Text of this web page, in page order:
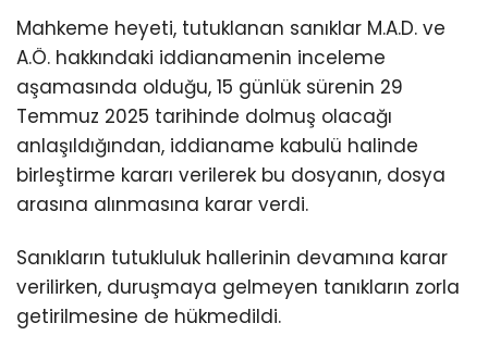
Mahkeme heyeti, tutuklanan sanıklar M.A.D. ve
A.Ö. hakkındaki iddianamenin inceleme
aşamasında olduğu, 15 günlük sürenin 29
Temmuz 2025 tarihinde dolmuş olacağı
anlaşıldığından, iddianame kabulü halinde
birleştirme kararı verilerek bu dosyanın, dosya
arasına alınmasına karar verdi.
Sanıkların tutukluluk hallerinin devamına karar
verilirken, duruşmaya gelmeyen tanıkların zorla
getirilmesine de hükmedildi.